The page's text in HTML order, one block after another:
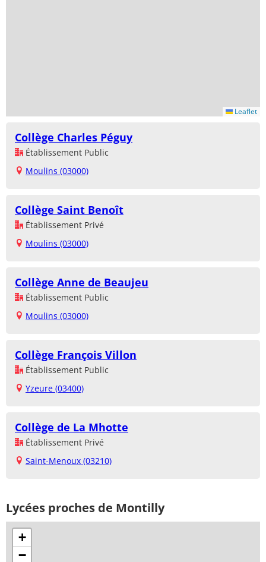
Leaflet
Collège Charles Péguy
Établissement Public
Moulins (03000)
Collège Saint Benoît
Établissement Privé
Moulins (03000)
Collège Anne de Beaujeu
Établissement Public
Moulins (03000)
Collège François Villon
Établissement Public
Yzeure (03400)
Collège de La Mhotte
Établissement Privé
Saint-Menoux (03210)
Lycées proches de Montilly
+
−